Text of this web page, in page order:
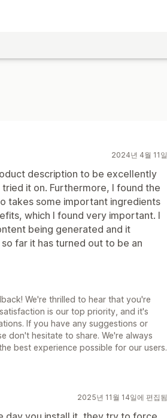
2024년 4월 11일
description to be excellently
it on. Furthermore, I found the
takes some important ingredients
which I found very important. I
being generated and it
far it has turned out to be an
We're thrilled to hear that you're
is our top priority, and it's
If you have any suggestions or
don't hesitate to share. We're always
best experience possible for our users.
2025년 11월 14일에 편집됨